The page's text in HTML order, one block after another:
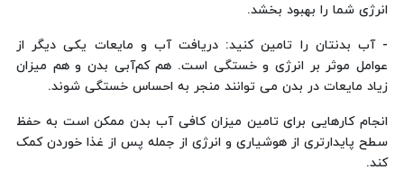
انرژی شما را بهبود بخشد.
- آب بدنتان را تامین کنید: دریافت آب و مایعات یکی دیگر از
عوامل موثر بر انرژی و خستگی است. هم کم‌آبی بدن و هم میزان
زیاد مایعات در بدن می توانند منجر به احساس خستگی شوند.
انجام کارهایی برای تامین میزان کافی آب بدن ممکن است به حفظ
سطح پایدارتری از هوشیاری و انرژی از جمله پس از غذا خوردن کمک
کند.